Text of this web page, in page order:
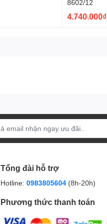
8602/12
4.740.000₫
Tổng đài hỗ trợ
Hotline: 0983805604 (8h-20h)
Phương thức thanh toán